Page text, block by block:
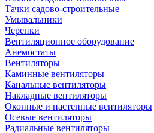
Тачки садово-строительные
Умывальники
Черенки
Вентиляционное оборудование
Анемостаты
Вентиляторы
Каминные вентиляторы
Канальные вентиляторы
Накладные вентиляторы
Оконные и настенные вентиляторы
Осевые вентиляторы
Радиальные вентиляторы